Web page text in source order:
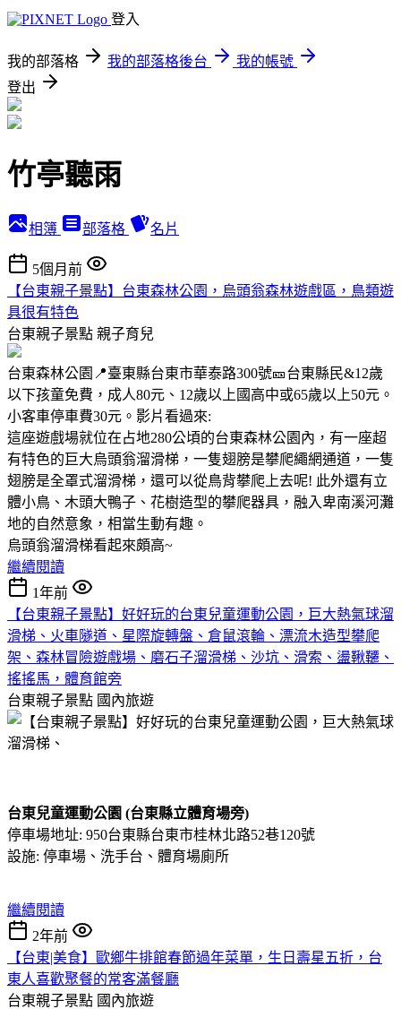
登入
我的部落格 我的部落格後台
我的帳號
登出
竹亭聽雨
相簿 部落格 名片
5個月前
【台東親子景點】台東森林公園，烏頭翁森林遊戲區，鳥類遊
具很有特色
台東親子景點 親子育兒
台東森林公園📍臺東縣台東市華泰路300號🎫台東縣民&12歲
以下孩童免費，成人80元、12歲以上國高中或65歲以上50元。
小客車停車費30元。影片看過來:
這座遊戲場就位在占地280公頃的台東森林公園內，有一座超
有特色的巨大烏頭翁溜滑梯，一隻翅膀是攀爬繩網通道，一隻
翅膀是全罩式溜滑梯，還可以從鳥背攀爬上去呢! 此外還有立
體小鳥、木頭大鴨子、花樹造型的攀爬器具，融入卑南溪河灘
地的自然意象，相當生動有趣。
烏頭翁溜滑梯看起來頗高~
繼續閱讀
1年前
【台東親子景點】好好玩的台東兒童運動公園，巨大熱氣球溜
滑梯、火車隧道、星際旋轉盤、倉鼠滾輪、漂流木造型攀爬
架、森林冒險遊戲場、磨石子溜滑梯、沙坑、滑索、盪鞦韆、
搖搖馬，體育館旁
台東親子景點 國內旅遊
台東兒童運動公園 (台東縣立體育場旁)
停車場地址: 950台東縣台東市桂林北路52巷120號
設施: 停車場、洗手台、體育場廁所
繼續閱讀
2年前
【台東|美食】歐鄉牛排館春節過年菜單，生日壽星五折，台
東人喜歡聚餐的常客滿餐廳
台東親子景點 國內旅遊